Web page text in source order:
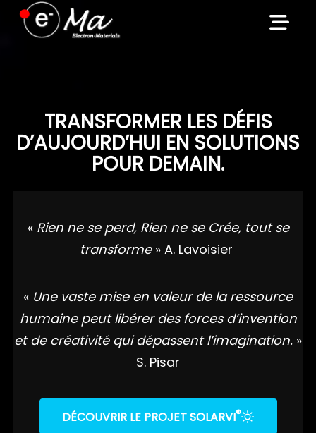
Skip
TRANSFORMER LES DÉFIS
D’AUJOURD’HUI EN SOLUTIONS
POUR DEMAIN.
« Rien ne se perd, Rien ne se Crée, tout se
transforme » A. Lavoisier
« Une vaste mise en valeur de la ressource
humaine peut libérer des forces d’invention
et de créativité qui dépassent l’imagination. »
S. Pisar
DÉCOUVRIR LE PROJET SOLARVI®